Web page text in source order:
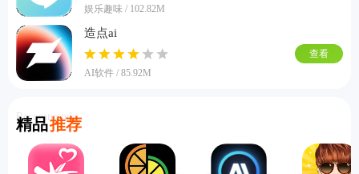
娱乐趣味 / 102.82M
造点ai
AI软件 / 85.92M
查看
精品推荐
Recommend